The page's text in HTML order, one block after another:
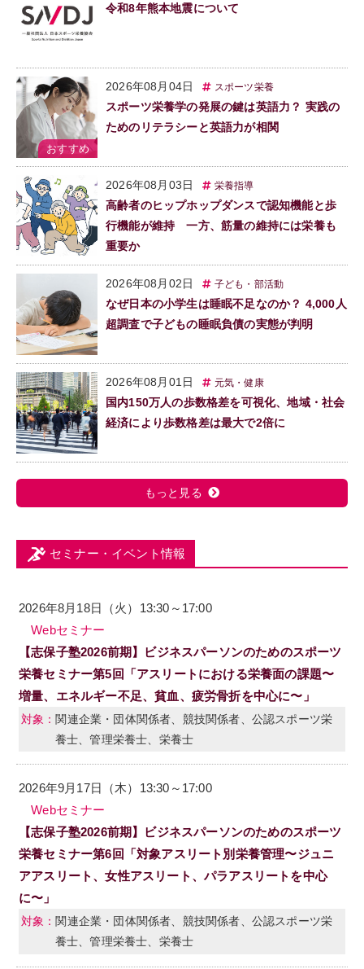
令和8年熊本地震について
2026年08月04日 スポーツ栄養
スポーツ栄養学の発展の鍵は英語力？ 実践の
ためのリテラシーと英語力が相関
2026年08月03日 栄養指導
高齢者のヒップホップダンスで認知機能と歩
行機能が維持 一方、筋量の維持には栄養も
重要か
2026年08月02日 子ども・部活動
なぜ日本の小学生は睡眠不足なのか？ 4,000人
超調査で子どもの睡眠負債の実態が判明
2026年08月01日 元気・健康
国内150万人の歩数格差を可視化、地域・社会
経済により歩数格差は最大で2倍に
もっと見る
セミナー・イベント情報
2026年8月18日（火）13:30～17:00
Webセミナー
【志保子塾2026前期】ビジネスパーソンのためのスポーツ
栄養セミナー第5回「アスリートにおける栄養面の課題〜
増量、エネルギー不足、貧血、疲労骨折を中心に〜」
関連企業・団体関係者、競技関係者、公認スポーツ栄
養士、管理栄養士、栄養士
2026年9月17日（木）13:30～17:00
Webセミナー
【志保子塾2026前期】ビジネスパーソンのためのスポーツ
栄養セミナー第6回「対象アスリート別栄養管理〜ジュニ
アアスリート、女性アスリート、パラアスリートを中心
に〜」
関連企業・団体関係者、競技関係者、公認スポーツ栄
養士、管理栄養士、栄養士